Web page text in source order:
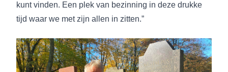
kunt vinden. Een plek van bezinning in deze drukke
tijd waar we met zijn allen in zitten.”